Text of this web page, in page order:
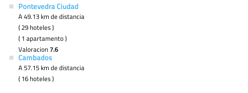
Pontevedra Ciudad
A 49.13 km de distancia
( 29 hoteles )
( 1 apartamento )
Valoracion 7.6
Cambados
A 57.15 km de distancia
( 16 hoteles )